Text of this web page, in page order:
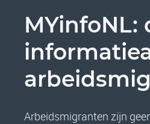
MYinfoNL:
Arbeidsmigranten zijn